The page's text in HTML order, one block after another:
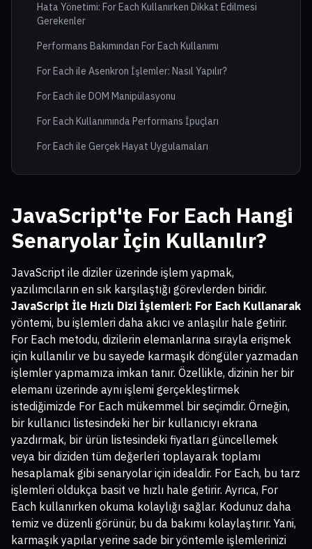
Hata Yönetimi: For Each Kullanırken Dikkat Edilmesi
Gerekenler
Performans Bakımından For Each Kullanımı
For Each ile Asenkron İşlemler: Nasıl Yapılır?
For Each ile DOM Manipülasyonu
For Each Kullanımında Performans İpuçları
For Each ile Gerçek Hayat Uygulamaları
JavaScript'te For Each Hangi
Senaryolar İçin Kullanılır?
JavaScript ile diziler üzerinde işlem yapmak,
yazılımcıların en sık karşılaştığı görevlerden biridir.
JavaScript İle Hızlı Dizi İşlemleri: For Each Kullanarak
yöntemi, bu işlemleri daha akıcı ve anlaşılır hale getirir.
For Each metodu, dizilerin elemanlarına sırayla erişmek
için kullanılır ve bu sayede karmaşık döngüler yazmadan
işlemler yapmamıza imkan tanır. Özellikle, dizinin her bir
elemanı üzerinde aynı işlemi gerçekleştirmek
istediğimizde For Each mükemmel bir seçimdir. Örneğin,
bir kullanıcı listesindeki her bir kullanıcıyı ekrana
yazdırmak, bir ürün listesindeki fiyatları güncellemek
veya bir diziden tüm değerleri toplayarak toplamı
hesaplamak gibi senaryolar için idealdir. For Each, bu tarz
işlemleri oldukça basit ve hızlı hale getirir. Ayrıca, For
Each kullanırken okuma kolaylığı sağlar. Kodunuz daha
temiz ve düzenli görünür, bu da bakımı kolaylaştırır. Yani,
karmaşık yapılar yerine sade bir yöntemle işlemlerinizi